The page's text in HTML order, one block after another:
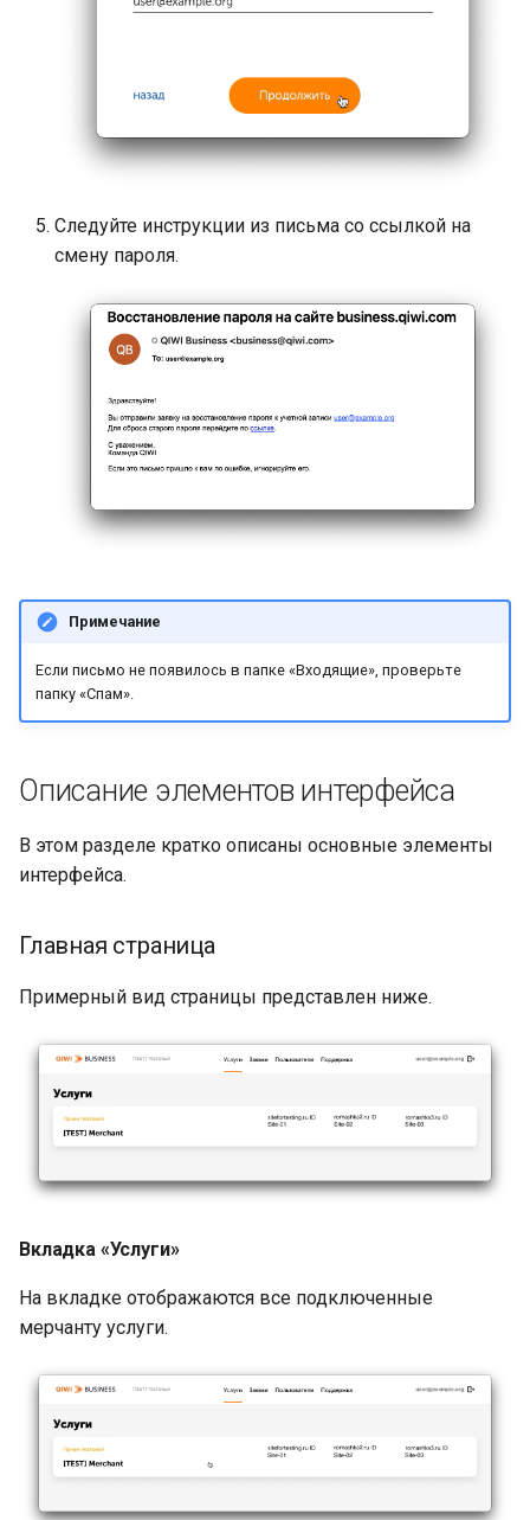
Следуйте инструкции из письма со ссылкой на
смену пароля.
Примечание
Если письмо не появилось в папке «Входящие», проверьте
папку «Спам».
Описание элементов интерфейса
В этом разделе кратко описаны основные элементы
интерфейса.
Главная страница
Примерный вид страницы представлен ниже.
Вкладка «Услуги»
На вкладке отображаются все подключенные
мерчанту услуги.